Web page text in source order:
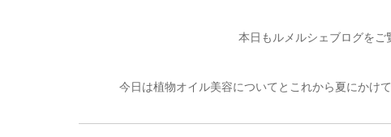
本日もルメルシェブログをご
今日は植物オイル美容についてとこれから夏にかけ